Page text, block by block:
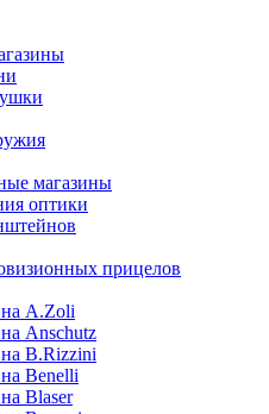
магазины
оптики
прицелов
A.Zoli
Anschutz
B.Rizzini
Benelli
Blaser